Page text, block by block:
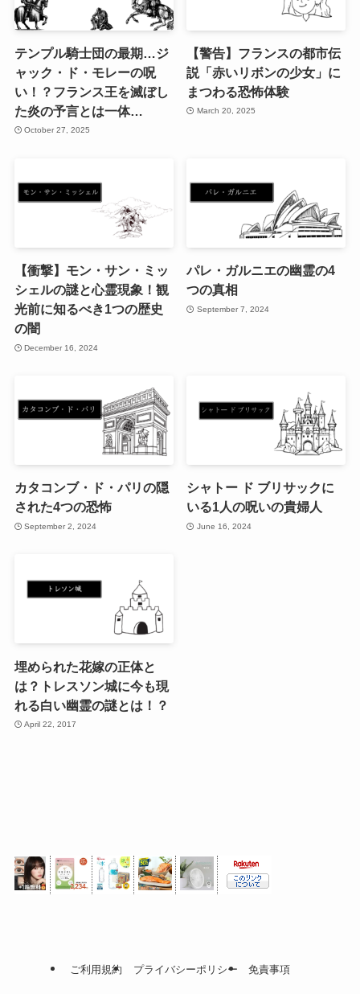
テンプル騎士団の最期…ジ
ャック・ド・モレーの呪
い！？フランス王を滅ぼし
た炎の予言とは一体…
October 27, 2025
【警告】フランスの都市伝
説「赤いリボンの少女」に
まつわる恐怖体験
March 20, 2025
【衝撃】モン・サン・ミッ
シェルの謎と心霊現象！観
光前に知るべき1つの歴史
の闇
December 16, 2024
パレ・ガルニエの幽霊の4
つの真相
September 7, 2024
カタコンブ・ド・パリの隠
された4つの恐怖
September 2, 2024
シャトー ド ブリサックに
いる1人の呪いの貴婦人
June 16, 2024
埋められた花嫁の正体と
は？トレスソン城に今も現
れる白い幽霊の謎とは！？
April 22, 2017
ご利用規約 プライバシーポリシー 免責事項